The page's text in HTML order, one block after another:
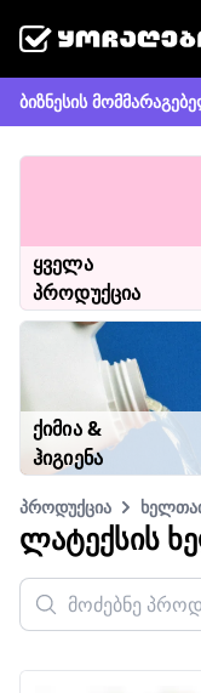
ბიზნესის
ყველა
პროდუქცია
ქიმია &
ჰიგიენა
პროდუქცია
ᲚᲐᲢᲔᲥᲡᲘᲡ